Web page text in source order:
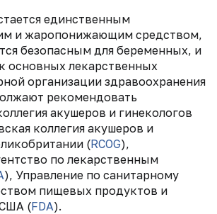
единственным
и жаропонижающим средством,
безопасным для беременных, и
основных лекарственных
организации здравоохранения
рекомендовать
акушеров и гинекологов
коллегия акушеров и
(RCOG),
по лекарственным
), Управление по санитарному
пищевых продуктов и
(FDA).